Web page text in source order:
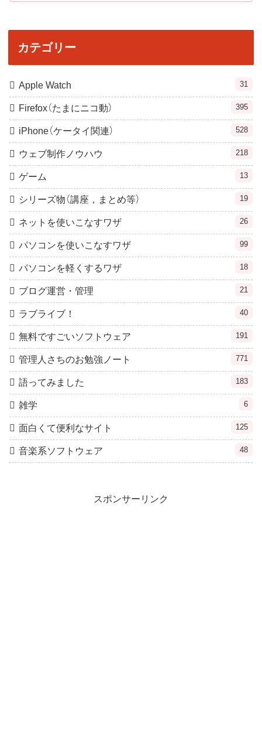
カテゴリー
Apple Watch 31
Firefox（たまにニコ動） 395
iPhone（ケータイ関連） 528
ウェブ制作ノウハウ 218
ゲーム 13
シリーズ物（講座，まとめ等） 19
ネットを使いこなすワザ 26
パソコンを使いこなすワザ 99
パソコンを軽くするワザ 18
ブログ運営・管理 21
ラブライブ！ 40
無料ですごいソフトウェア 191
管理人さちのお勉強ノート 771
語ってみました 183
雑学 6
面白くて便利なサイト 125
音楽系ソフトウェア 48
スポンサーリンク